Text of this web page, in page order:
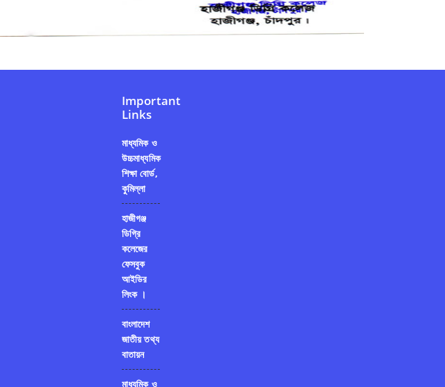
Important
Links
মাধ্যমিক ও
উচ্চমাধ্যমিক
শিক্ষা বোর্ড,
কুমিল্লা
হাজীগঞ্জ
ডিগ্রি
কলেজের
ফেসবুক
আইডির
লিংক ।
বাংলাদেশ
জাতীয় তথ্য
বাতায়ন
মাধ্যমিক ও